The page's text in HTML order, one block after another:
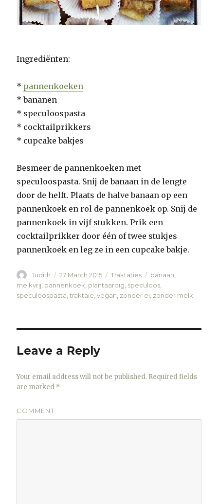
Ingrediënten:
* pannenkoeken
* bananen
* speculoospasta
* cocktailprikkers
* cupcake bakjes
Besmeer de pannenkoeken met
speculoospasta. Snij de banaan in de lengte
door de helft. Plaats de halve banaan op een
pannenkoek en rol de pannenkoek op. Snij de
pannenkoek in vijf stukken. Prik een
cocktailprikker door één of twee stukjes
pannenkoek en leg ze in een cupcake bakje.
Author
Judith
Posted
on
27 March 2015 Categories
Traktaties Tags
banaan,
melkvrij, pannenkoek, plantaardig, speculoos,
speculoospasta,traktaie,vegan, zonder ei, zonder melk
Leave a Reply
Your email address will not be published. Required fields
are marked *
COMMENT